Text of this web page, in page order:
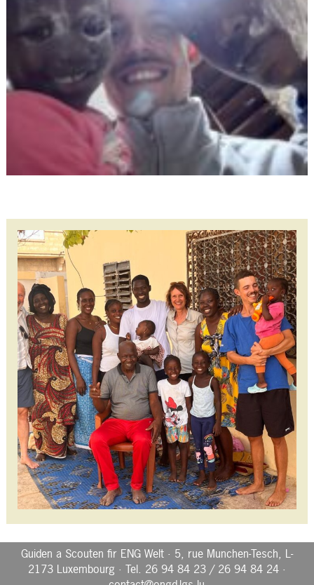
Guiden a Scouten fir ENG Welt · 5, rue Munchen-Tesch, L-
2173 Luxembourg · Tel. 26 94 84 23 / 26 94 84 24 ·